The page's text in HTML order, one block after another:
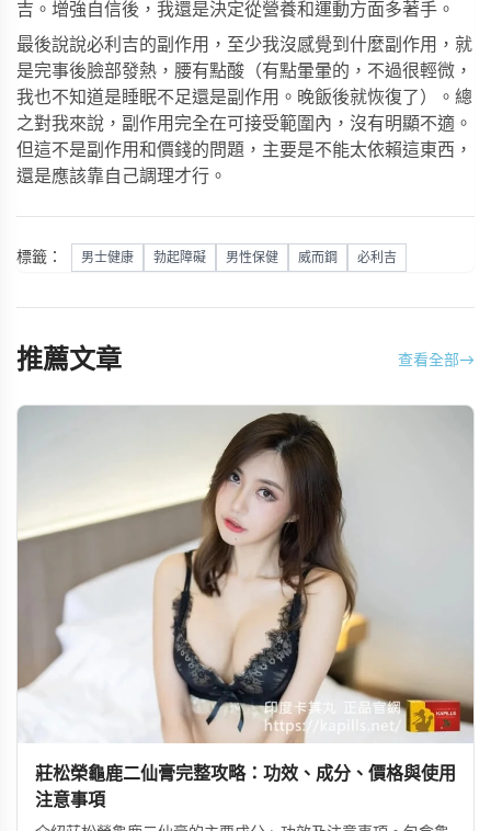
吉。增強自信後，我還是決定從營養和運動方面多著手。
最後說說必利吉的副作用，至少我沒感覺到什麼副作用，就
是完事後臉部發熱，腰有點酸（有點暈暈的，不過很輕微，
我也不知道是睡眠不足還是副作用。晚飯後就恢復了）。總
之對我來說，副作用完全在可接受範圍內，沒有明顯不適。
但這不是副作用和價錢的問題，主要是不能太依賴這東西，
還是應該靠自己調理才行。
標籤： 男士健康 勃起障礙 男性保健 威而鋼 必利吉
推薦文章 查看全部→
莊松榮龜鹿二仙膏完整攻略：功效、成分、價格與使用
注意事項